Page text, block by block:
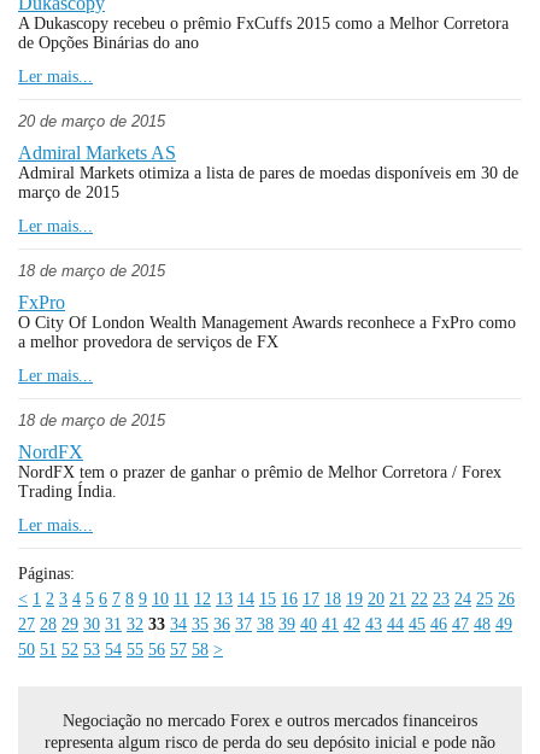
A Dukascopy recebeu o prêmio FxCuffs 2015 como a Melhor Corretora
de Opções Binárias do ano
Ler mais...
20 de março de 2015
Admiral Markets AS
Admiral Markets otimiza a lista de pares de moedas disponíveis em 30 de
março de 2015
Ler mais...
18 de março de 2015
FxPro
O City Of London Wealth Management Awards reconhece a FxPro como
a melhor provedora de serviços de FX
Ler mais...
18 de março de 2015
NordFX
NordFX tem o prazer de ganhar o prêmio de Melhor Corretora / Forex
Trading Índia.
Ler mais...
Páginas:
< 1 2 3 4 5 6 7 8 9 10 11 12 13 14 15 16 17 18 19 20 21 22 23 24 25 26
27 28 29 30 31 32 33 34 35 36 37 38 39 40 41 42 43 44 45 46 47 48 49
50 51 52 53 54 55 56 57 58 >
Negociação no mercado Forex e outros mercados financeiros
representa algum risco de perda do seu depósito inicial e pode não